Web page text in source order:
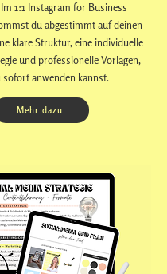
1:1 Instagram for Business
du abgestimmt auf deinen
klare Struktur, eine individuelle
und professionelle Vorlagen,
sofort anwenden kannst.
Mehr dazu